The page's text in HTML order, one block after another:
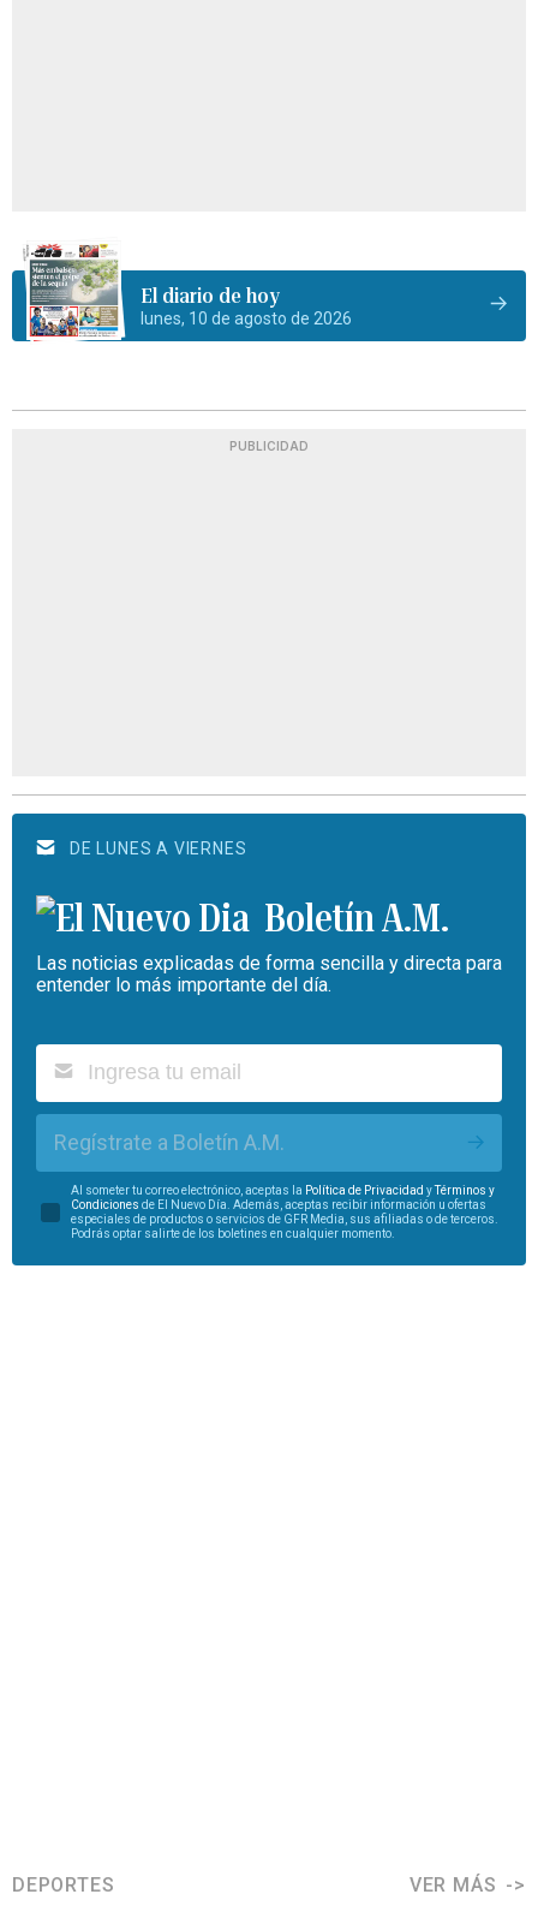
El diario de hoy
lunes, 10 de agosto de 2026
PUBLICIDAD
DE LUNES A VIERNES
Boletín A.M.
Las noticias explicadas de forma sencilla y directa para
entender lo más importante del día.
Regístrate a Boletín A.M.
Al someter tu correo electrónico, aceptas la Política de Privacidad yTérminos y
Condiciones de El Nuevo Día. Además, aceptas recibir información u ofertas
especiales de productos o servicios de GFR Media, sus afiliadas o de terceros.
Podrás optar salirte de los boletines en cualquier momento.
DEPORTES VER MÁS